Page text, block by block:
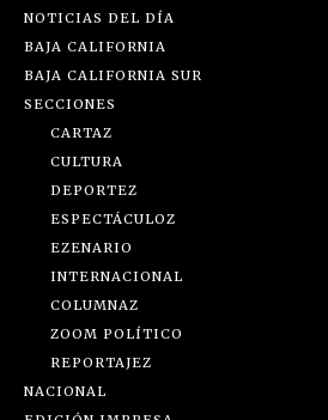
NOTICIAS DEL DÍA
BAJA CALIFORNIA
BAJA CALIFORNIA SUR
SECCIONES
CARTAZ
CULTURA
DEPORTEZ
ESPECTÁCULOZ
EZENARIO
INTERNACIONAL
COLUMNAZ
ZOOM POLÍTICO
REPORTAJEZ
NACIONAL